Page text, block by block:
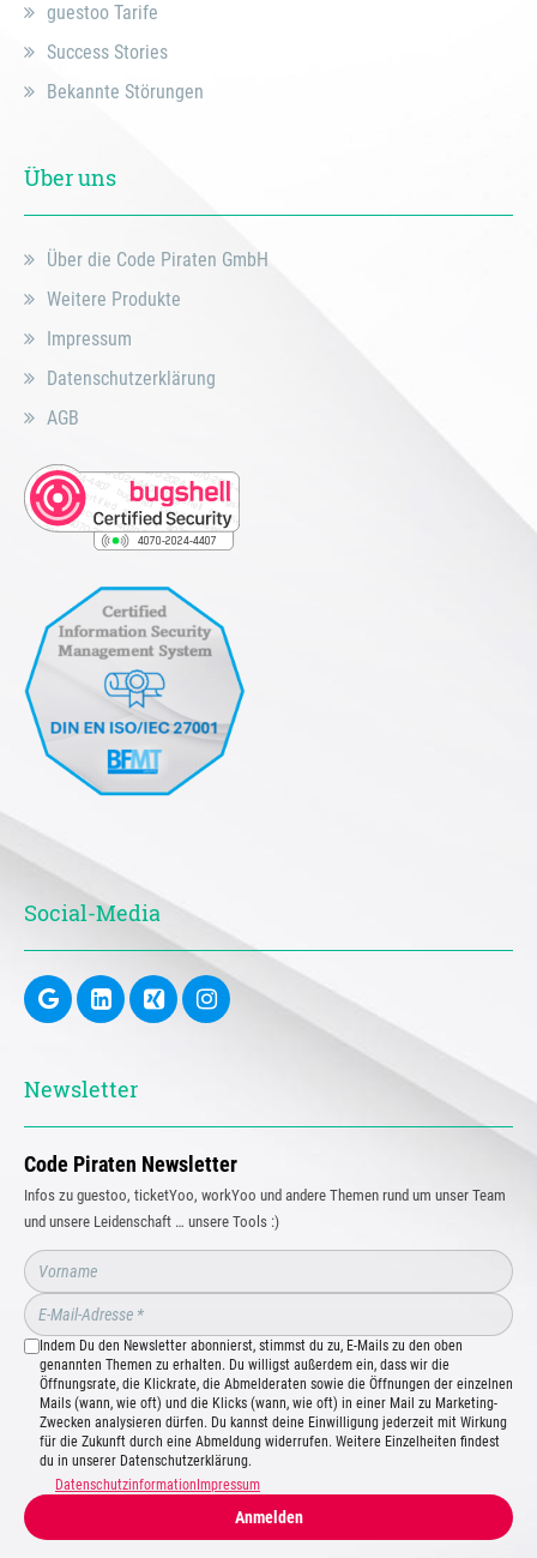
guestoo Tarife
Success Stories
Bekannte Störungen
Über uns
Über die Code Piraten GmbH
Weitere Produkte
Impressum
Datenschutzerklärung
AGB
Social-Media
Newsletter
Code Piraten Newsletter
Infos zu guestoo, ticketYoo, workYoo und andere Themen rund um unser Team
und unsere Leidenschaft … unsere Tools :)
Indem Du den Newsletter abonnierst, stimmst du zu, E-Mails zu den oben
genannten Themen zu erhalten. Du willigst außerdem ein, dass wir die
Öffnungsrate, die Klickrate, die Abmelderaten sowie die Öffnungen der einzelnen
Mails (wann, wie oft) und die Klicks (wann, wie oft) in einer Mail zu Marketing-
Zwecken analysieren dürfen. Du kannst deine Einwilligung jederzeit mit Wirkung
für die Zukunft durch eine Abmeldung widerrufen. Weitere Einzelheiten findest
du in unserer Datenschutzerklärung.
Datenschutzinformation Impressum
Anmelden